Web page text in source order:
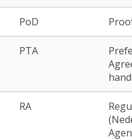
PoD
PTA
RA